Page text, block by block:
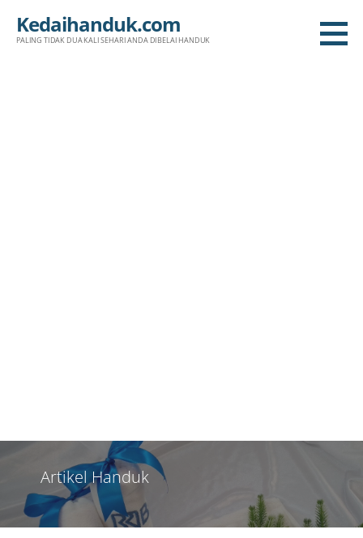
Kedaihanduk.com
PALING TIDAK DUA KALI SEHARI ANDA DIBELAI HANDUK
Artikel Handuk